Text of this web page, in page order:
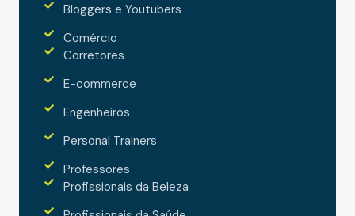
Bloggers e Youtubers
Comércio
Corretores
E-commerce
Engenheiros
Personal Trainers
Professores
Profissionais da Beleza